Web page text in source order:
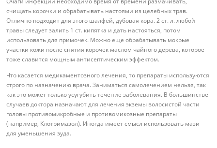
счищать корочки и обрабатывать настоями из целебных трав.
Отлично подходит для этого шалфей, дубовая кора. 2 ст. л. любой
травы следует залить 1 ст. кипятка и дать настояться, потом
использовать для примочек. Можно еще обрабатывать мокрые
участки кожи после снятия корочек маслом чайного дерева, которое
тоже славится мощным антисептическим эффектом.
Что касается медикаментозного лечения, то препараты используются
строго по назначению врача. Заниматься самолечением нельзя, так
как это может только усугубить течение заболевания. В большинстве
случаев доктора назначают для лечения экземы волосистой части
головы противомикробные и противомикозные препараты
(например, Клотримазол). Иногда имеет смысл использовать мази
для уменьшения зуда.